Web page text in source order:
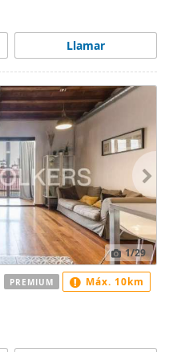
Llamar
1/29
PREMIUM Máx. 10km